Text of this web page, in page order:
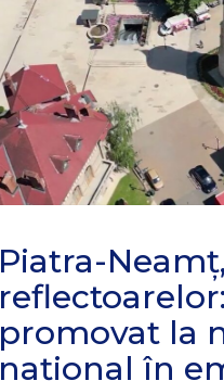
Piatra-
promovat la
național în